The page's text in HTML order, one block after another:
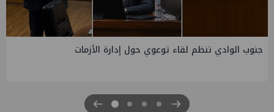
التخطيط والبترول يبحثان جهود تحقيق أمن الطاقة ضمن خطة